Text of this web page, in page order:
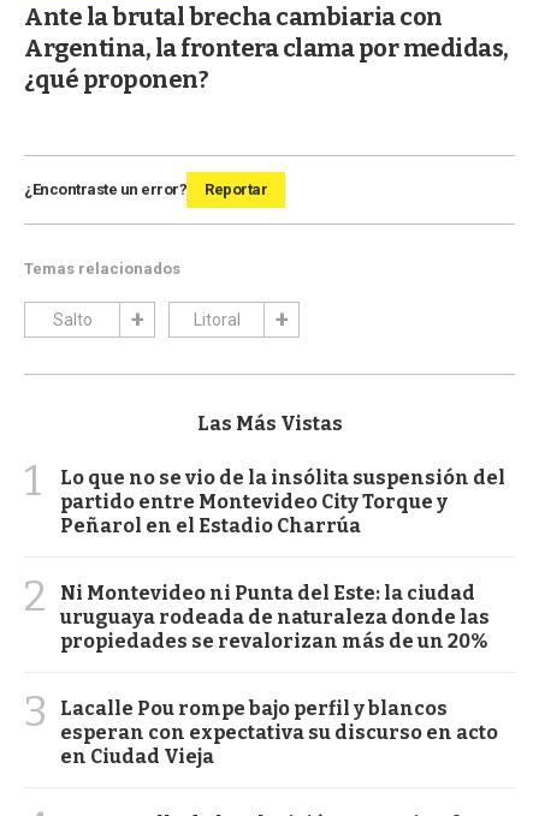
Ante la brutal brecha cambiaria con
Argentina, la frontera clama por medidas,
¿qué proponen?
¿Encontraste un error? Reportar
Temas relacionados
Salto Litoral
Las Más Vistas
1
Lo que no se vio de la insólita suspensión del
partido entre Montevideo City Torque y
Peñarol en el Estadio Charrúa
2
Ni Montevideo ni Punta del Este: la ciudad
uruguaya rodeada de naturaleza donde las
propiedades se revalorizan más de un 20%
3
Lacalle Pou rompe bajo perfil y blancos
esperan con expectativa su discurso en acto
en Ciudad Vieja